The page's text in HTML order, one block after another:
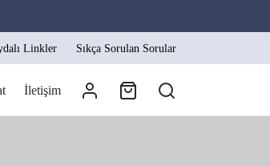
Linkler Sıkça Sorulan Sorular
İletişim